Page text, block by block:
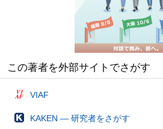
この著者を外部サイトでさがす
VIAF
KAKEN — 研究者をさがす